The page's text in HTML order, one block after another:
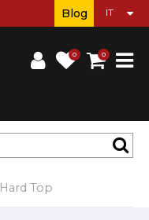
0 0
Blog
Hard Top